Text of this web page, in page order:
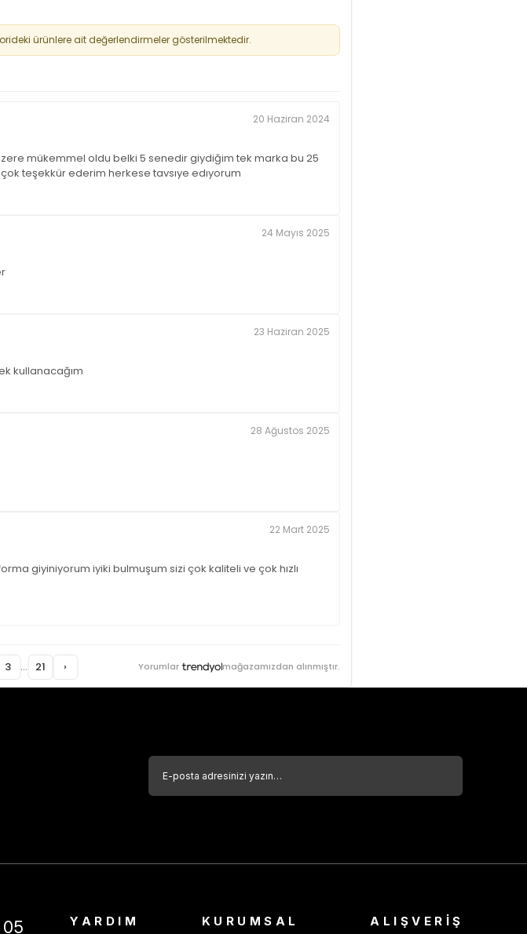
ürünlere ait değerlendirmeler gösterilmektedir.
20 Haziran 2024
üzere mükemmel oldu belki 5 senedir giydiğim tek marka bu 25
teşekkür ederim herkese tavsıye edıyorum
24 Mayıs 2025
23 Haziran 2025
kullanacağım
28 Ağustos 2025
22 Mart 2025
giyiniyorum iyiki bulmuşum sizi çok kaliteli ve çok hızlı
3 ... 21 › Yorumlar mağazamızdan alınmıştır.
YARDIM KURUMSAL ALIŞVERİŞ